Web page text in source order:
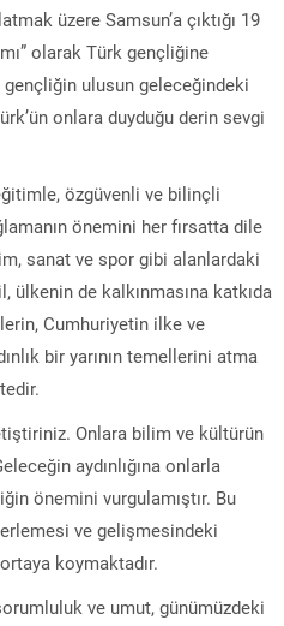
üzere Samsun’a çıktığı 19
olarak Türk gençliğine
ulusun geleceğindeki
onlara duyduğu derin sevgi
özgüvenli ve bilinçli
önemini her fırsatta dile
sanat ve spor gibi alanlardaki
ülkenin de kalkınmasına katkıda
Cumhuriyetin ilke ve
bir yarının temellerini atma
Onlara bilim ve kültürün
aydınlığına onlarla
önemini vurgulamıştır. Bu
ve gelişmesindeki
koymaktadır.
ve umut, günümüzdeki